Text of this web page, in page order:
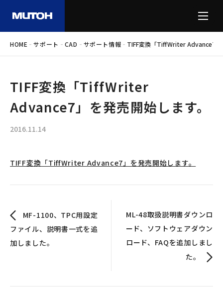
HOME -サポート - CAD - サポート情報 - TIFF変換「TiffWriter Advance7」
TIFF変換「TiffWriter
Advance7」を発売開始します。
2016.11.14
TIFF変換「TiffWriter Advance7」を発売開始します。
MF-1100、TPC用設定
ファイル、説明書一式を追
加しました。
ML-48取扱説明書ダウンロ
ード、ソフトウェアダウン
ロード、FAQを追加しまし
た。